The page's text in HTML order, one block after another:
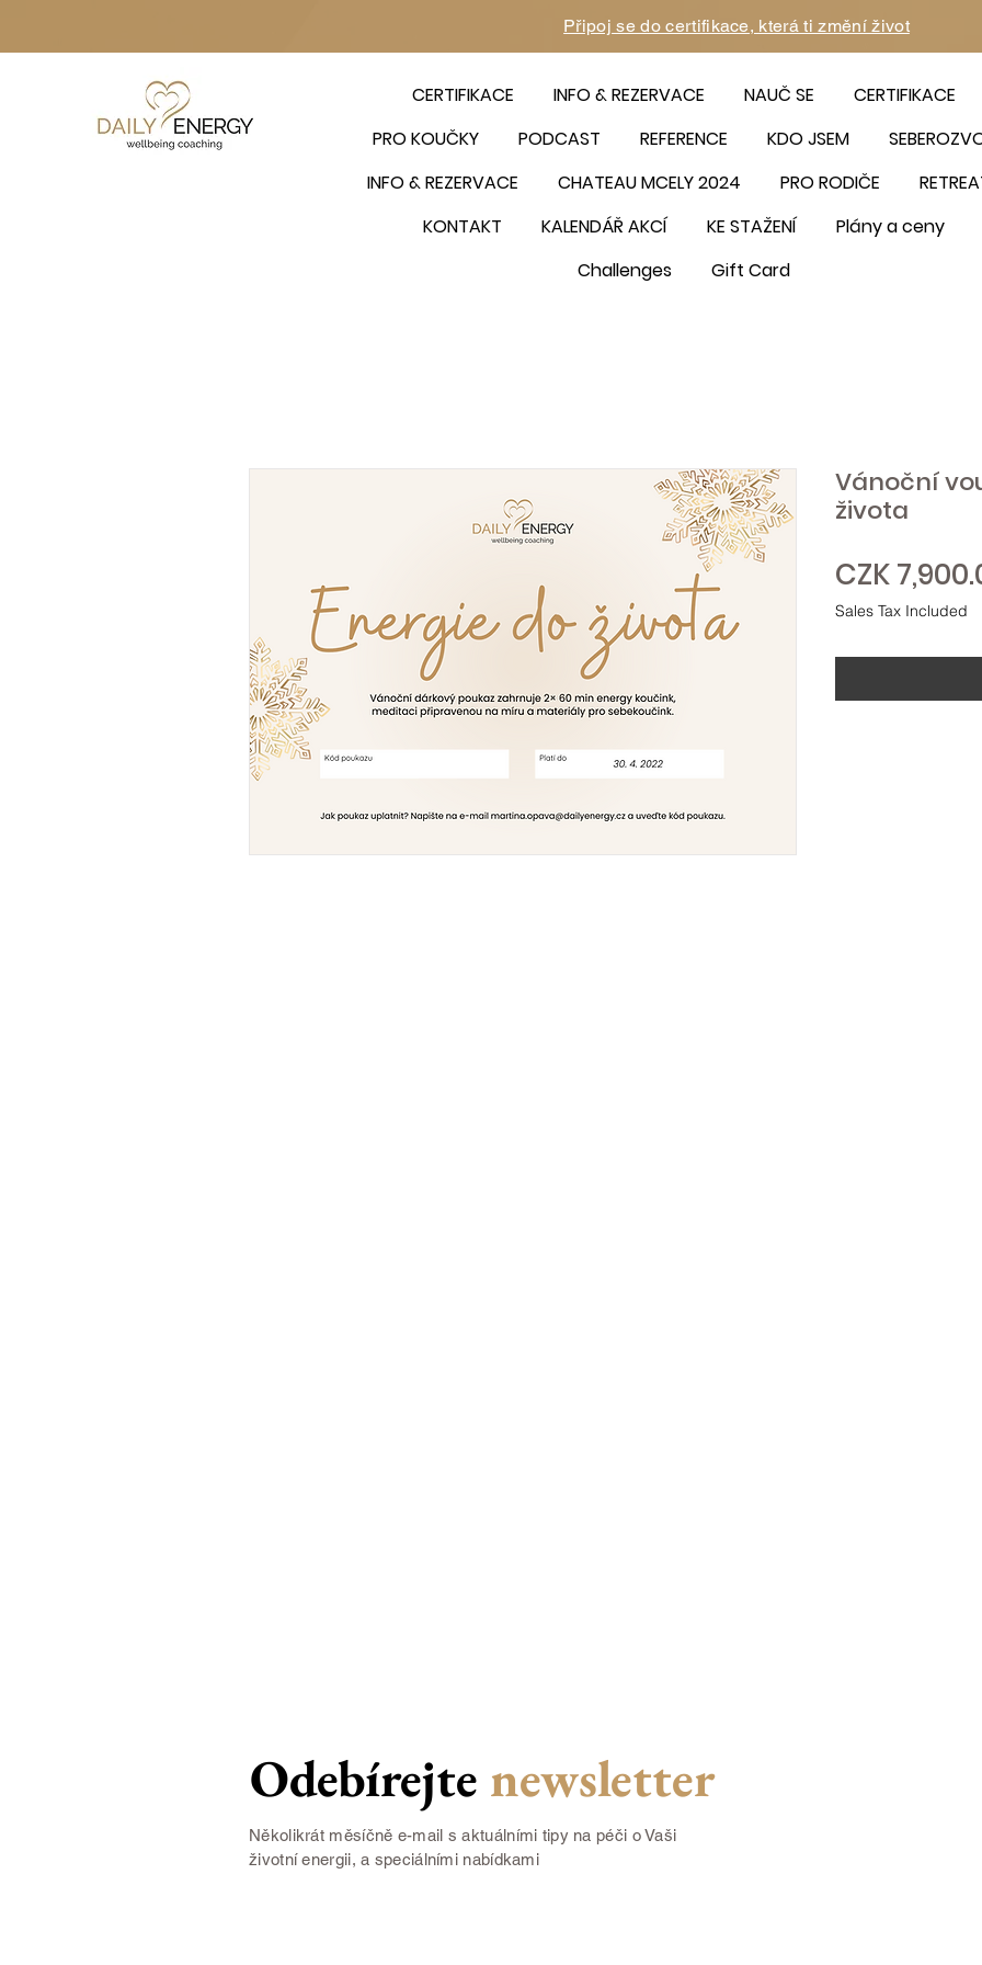
Připoj se do certifikace, která ti změní život
CERTIFIKACE INFO & REZERVACE NAUČ SE
CERTIFIKACE
PRO KOUČKY
PODCAST REFERENCE KDO JSEM
INFO & REZERVACE
CHATEAU MCELY 2024 PRO RODIČE
KONTAKT
KALENDÁŘ AKCÍ KE STAŽENÍ
Plány a ceny
Challenges
Gift Card
Vánoční
života
CZK
Sales Tax Included
Několikrát měsíčně e-mail s aktuálními tipy na péči o Vaši
životní energii, a speciálními nabídkami
Odebírejte newsletter